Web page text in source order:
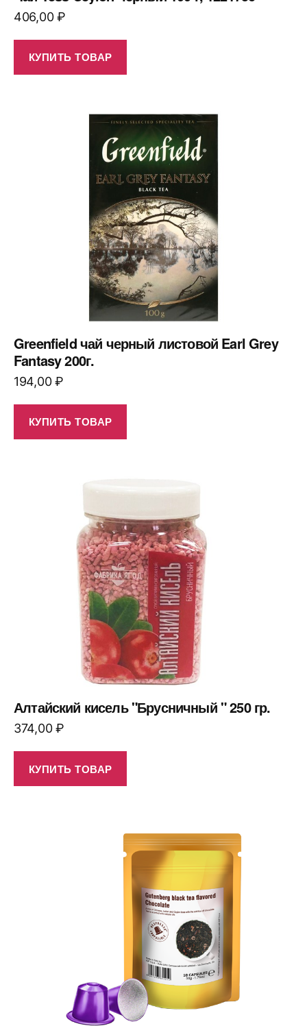
406,00₽
КУПИТЬ ТОВАР
Greenfield чай черный листовой Earl Grey
Fantasy 200г.
194,00₽
КУПИТЬ ТОВАР
Алтайский кисель "Брусничный " 250 гр.
374,00₽
КУПИТЬ ТОВАР